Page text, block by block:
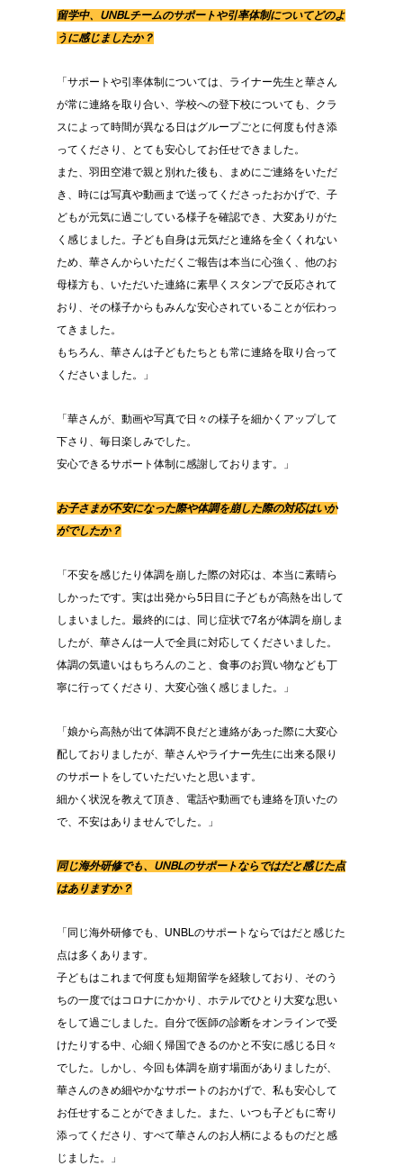
留学中、UNBLチームのサポートや引率体制についてどのよ
うに感じましたか？
「サポートや引率体制については、ライナー先生と華さん
が常に連絡を取り合い、学校への登下校についても、クラ
スによって時間が異なる日はグループごとに何度も付き添
ってくださり、とても安心してお任せできました。
また、羽田空港で親と別れた後も、まめにご連絡をいただ
き、時には写真や動画まで送ってくださったおかげで、子
どもが元気に過ごしている様子を確認でき、大変ありがた
く感じました。子ども自身は元気だと連絡を全くくれない
ため、華さんからいただくご報告は本当に心強く、他のお
母様方も、いただいた連絡に素早くスタンプで反応されて
おり、その様子からもみんな安心されていることが伝わっ
てきました。
もちろん、華さんは子どもたちとも常に連絡を取り合って
くださいました。」
「華さんが、動画や写真で日々の様子を細かくアップして
下さり、毎日楽しみでした。
安心できるサポート体制に感謝しております。」
お子さまが不安になった際や体調を崩した際の対応はいか
がでしたか？
「不安を感じたり体調を崩した際の対応は、本当に素晴ら
しかったです。実は出発から5日目に子どもが高熱を出して
しまいました。最終的には、同じ症状で7名が体調を崩しま
したが、華さんは一人で全員に対応してくださいました。
体調の気遣いはもちろんのこと、食事のお買い物なども丁
寧に行ってくださり、大変心強く感じました。」
「娘から高熱が出て体調不良だと連絡があった際に大変心
配しておりましたが、華さんやライナー先生に出来る限り
のサポートをしていただいたと思います。
細かく状況を教えて頂き、電話や動画でも連絡を頂いたの
で、不安はありませんでした。」
同じ海外研修でも、UNBLのサポートならではだと感じた点
はありますか？
「同じ海外研修でも、UNBLのサポートならではだと感じた
点は多くあります。
子どもはこれまで何度も短期留学を経験しており、そのう
ちの一度ではコロナにかかり、ホテルでひとり大変な思い
をして過ごしました。自分で医師の診断をオンラインで受
けたりする中、心細く帰国できるのかと不安に感じる日々
でした。しかし、今回も体調を崩す場面がありましたが、
華さんのきめ細やかなサポートのおかげで、私も安心して
お任せすることができました。また、いつも子どもに寄り
添ってくださり、すべて華さんのお人柄によるものだと感
じました。」